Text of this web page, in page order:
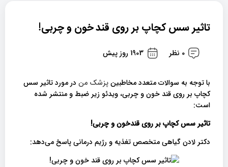
تاثیر سس کچاپ بر روی قند خون و چربی!
0 نظر 1903 روز پیش
با توجه به سوالات متعدد مخاطبینپزشک من در مورد تاثیر سس
کچاپ بر روی قند خون و چربی، ویدئو زیر ضبط و منتشر شده
است:
تاثیر سس کچاپ بر روی قندخون و چربی!
دکتر لادن گیاهی متخصص تغذیه و رژیم درمانی پاسخ می‌دهد: